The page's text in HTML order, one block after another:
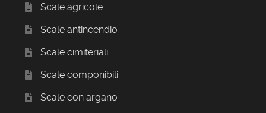
Scale agricole
Scale antincendio
Scale cimiteriali
Scale componibili
Scale con argano